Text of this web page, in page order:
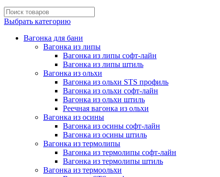
Выбрать категорию
Вагонка для бани
Вагонка из липы
Вагонка из липы софт-лайн
Вагонка из липы штиль
Вагонка из ольхи
Вагонка из ольхи STS профиль
Вагонка из ольхи софт-лайн
Вагонка из ольхи штиль
Реечная вагонка из ольхи
Вагонка из осины
Вагонка из осины софт-лайн
Вагонка из осины штиль
Вагонка из термолипы
Вагонка из термолипы софт-лайн
Вагонка из термолипы штиль
Вагонка из термоольхи